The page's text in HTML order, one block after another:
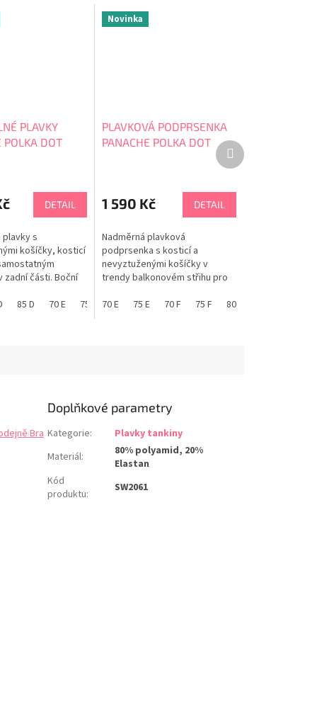
PLAVKY
POLKA DOT
DETAIL
s
košíčky, kosticí
zadní části. Boční
volnost.
85 D 70 E 75 E 80 E 85 E 65 F 70 F 75 F
Novinka
PLAVKOVÁ PODPRSENKA
PANACHE POLKA DOT
1 590 Kč DETAIL
Nadměrná plavková
podprsenka s kosticí a
nevyztuženými košíčky v
trendy balkonovém střihu pro
PANACHE tabulka velikostí
70 E 75 E 70 F 75 F 80 F
Další
produkt
Bra
Doplňkové parametry
Kategorie:
Plavky tankiny
Materiál:
80% polyamid, 20%
Elastan
Kód
produktu: SW2061